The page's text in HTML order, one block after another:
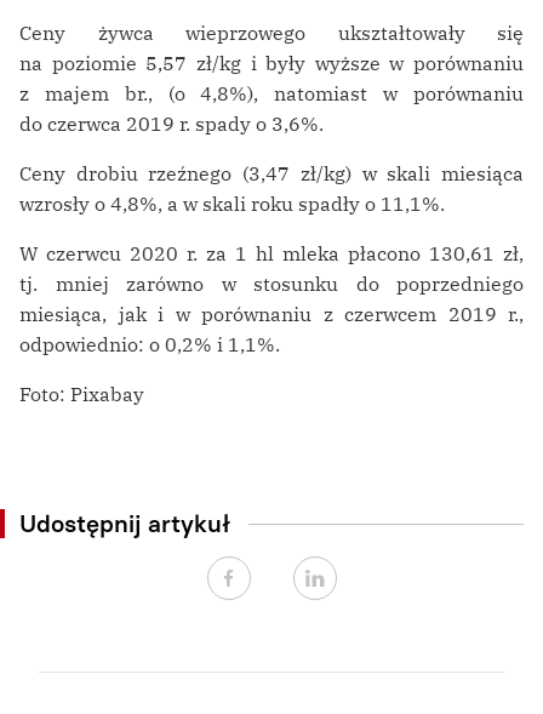
Ceny żywca wieprzowego ukształtowały się
na poziomie 5,57 zł/kg i były wyższe w porównaniu
z majem br., (o 4,8%), natomiast w porównaniu
do czerwca 2019 r. spady o 3,6%.
Ceny drobiu rzeźnego (3,47 zł/kg) w skali miesiąca
wzrosły o 4,8%, a w skali roku spadły o 11,1%.
W czerwcu 2020 r. za 1 hl mleka płacono 130,61 zł,
tj. mniej zarówno w stosunku do poprzedniego
miesiąca, jak i w porównaniu z czerwcem 2019 r.,
odpowiednio: o 0,2% i 1,1%.
Foto: Pixabay
Udostępnij artykuł